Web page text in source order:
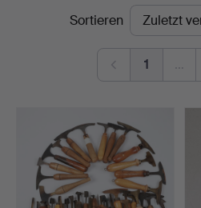
EndpreiseSortieren
1 …